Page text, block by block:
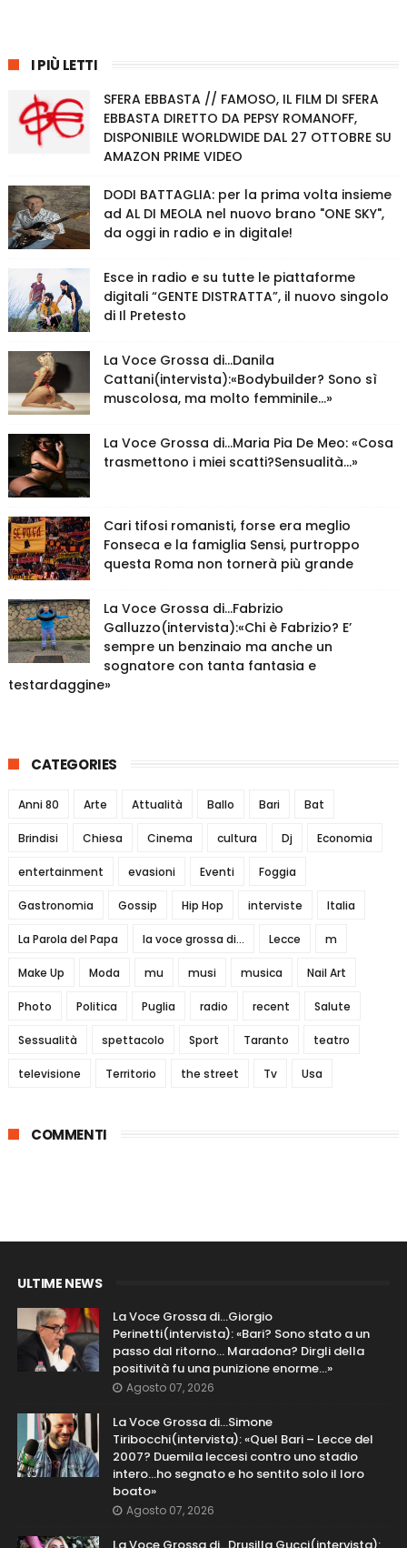
I PIÙ LETTI
SFERA EBBASTA // FAMOSO, IL FILM DI SFERA
EBBASTA DIRETTO DA PEPSY ROMANOFF,
DISPONIBILE WORLDWIDE DAL 27 OTTOBRE SU
AMAZON PRIME VIDEO
DODI BATTAGLIA: per la prima volta insieme
ad AL DI MEOLA nel nuovo brano "ONE SKY",
da oggi in radio e in digitale!
Esce in radio e su tutte le piattaforme
digitali “GENTE DISTRATTA”, il nuovo singolo
di Il Pretesto
La Voce Grossa di…Danila
Cattani(intervista):«Bodybuilder? Sono sì
muscolosa, ma molto femminile…»
La Voce Grossa di…Maria Pia De Meo: «Cosa
trasmettono i miei scatti?Sensualità…»
Cari tifosi romanisti, forse era meglio
Fonseca e la famiglia Sensi, purtroppo
questa Roma non tornerà più grande
La Voce Grossa di…Fabrizio
Galluzzo(intervista):«Chi è Fabrizio? E’
sempre un benzinaio ma anche un
sognatore con tanta fantasia e
testardaggine»
CATEGORIES
Anni 80 Arte Attualità Ballo Bari Bat
Brindisi Chiesa Cinema cultura Dj Economia
entertainment evasioni Eventi Foggia
Gastronomia Gossip Hip Hop interviste Italia
La Parola del Papa la voce grossa di... Lecce m
Make Up Moda mu musi musica Nail Art
Photo Politica Puglia radio recent Salute
Sessualità spettacolo Sport Taranto teatro
televisione Territorio the street Tv Usa
COMMENTI
ULTIME NEWS
La Voce Grossa di…Giorgio
Perinetti(intervista): «Bari? Sono stato a un
passo dal ritorno... Maradona? Dirgli della
positività fu una punizione enorme…»
Agosto 07, 2026
La Voce Grossa di…Simone
Tiribocchi(intervista): «Quel Bari – Lecce del
2007? Duemila leccesi contro uno stadio
intero...ho segnato e ho sentito solo il loro
boato»
Agosto 07, 2026